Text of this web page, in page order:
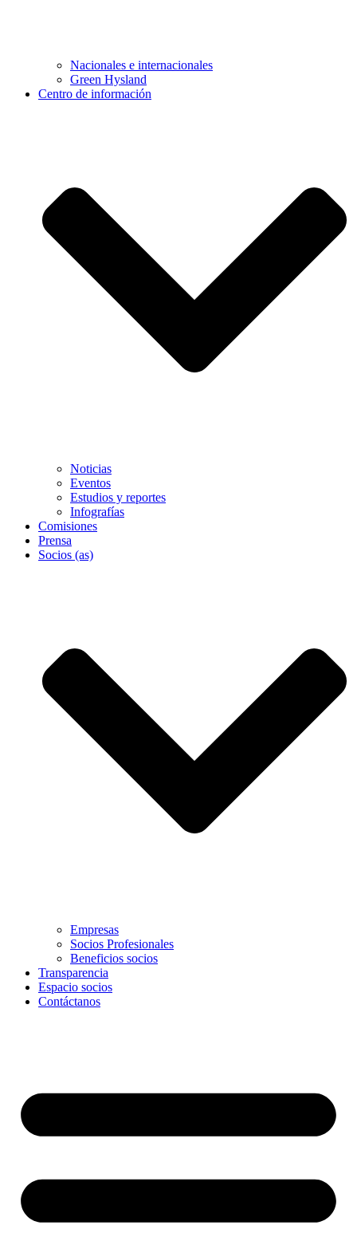
Nacionales e internacionales
Green Hysland
Centro de información
Noticias
Eventos
Estudios y reportes
Infografías
Comisiones
Prensa
Socios (as)
Empresas
Socios Profesionales
Beneficios socios
Transparencia
Espacio socios
Contáctanos